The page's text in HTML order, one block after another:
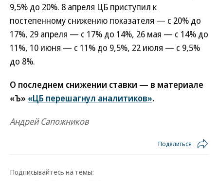
9,5% до 20%. 8 апреля ЦБ приступил к
постепенному снижению показателя — с 20% до
17%, 29 апреля — с 17% до 14%, 26 мая — с 14% до
11%, 10 июня — с 11% до 9,5%, 22 июля — с 9,5%
до 8%.
О последнем снижении ставки — в материале
«Ъ» «ЦБ перешагнул аналитиков».
Андрей Сапожников
Поделиться
Подписывайтесь на темы: